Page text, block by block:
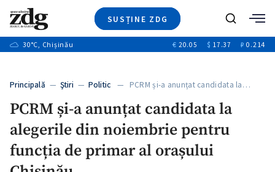
SUSȚINE ZDG
Ştiri
+9
Video
Special
+1
Caută
30°C, Chișinău € 20.05 $ 17.37 ₽ 0.214
Principală — Ştiri — Politic — PCRM și-a anunțat candidata la…
PCRM și-a anunțat candidata la
alegerile din noiembrie pentru
funcția de primar al orașului